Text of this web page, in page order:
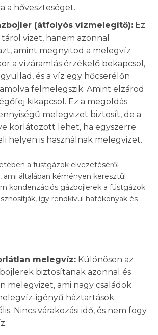
a hőveszteséget.
(átfolyós vízmelegítő): Ez
vizet, hanem azonnal
amint megnyitod a melegvíz
a vízáramlás érzékelő bekapcsol,
és a víz egy hőcserélőn
felmelegszik. Amint elzárod
kikapcsol. Ez a megoldás
melegvizet biztosít, de a
korlátozott lehet, ha egyszerre
helyen is használnak melegvizet.
a füstgázok elvezetéséről
ami általában kéményen keresztül
kondenzációs gázbojlerek a füstgázok
így rendkívül hatékonyak és
melegvíz: Különösen az
biztosítanak azonnal és
melegvizet, ami nagy családok
igényű háztartások
Nincs várakozási idő, és nem fogy